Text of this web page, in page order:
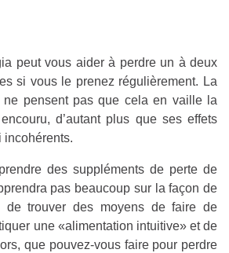
peut vous aider à perdre un à deux
si vous le prenez régulièrement. La
ne pensent pas que cela en vaille la
d’autant plus que ses effets
incohérents.
des suppléments de perte de
pas beaucoup sur la façon de
de trouver des moyens de faire de
une «alimentation intuitive» et de
que pouvez-vous faire pour perdre